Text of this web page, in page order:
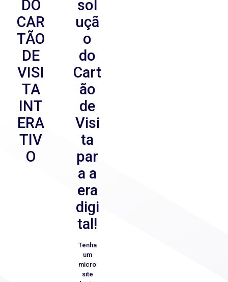
DO
CAR
TÃO
DE
VISI
TA
INT
ERA
TIV
O
sol
uçã
o
do
Cart
ão
de
Visi
ta
par
a a
era
digi
tal!
Tenha
um
micro
site